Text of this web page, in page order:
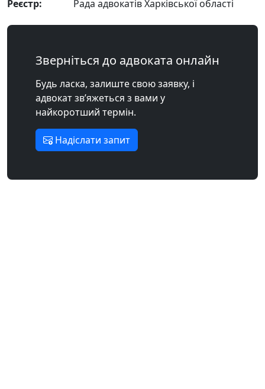
Реєстр:
Рада адвокатів Харківської області
Зверніться до адвоката онлайн
Будь ласка, залиште свою заявку, і
адвокат зв’яжеться з вами у
найкоротший термін.
Надіслати запит